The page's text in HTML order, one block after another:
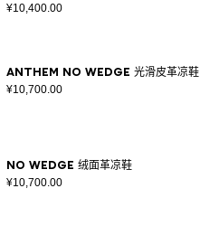
¥10,400.00
Anthem No Wedge 光滑皮革凉鞋
¥10,700.00
No Wedge 绒面革凉鞋
¥10,700.00